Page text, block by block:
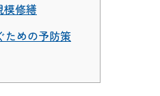
修繕
ための予防策